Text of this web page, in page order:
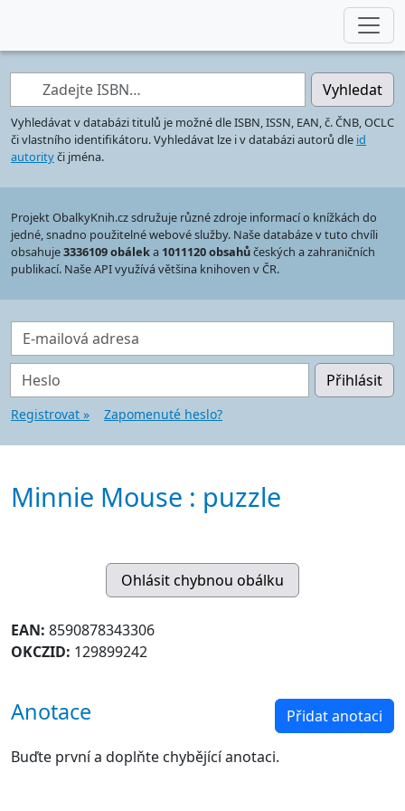
Zadejte ISBN… Vyhledat
Vyhledávat v databázi titulů je možné dle ISBN, ISSN, EAN, č. ČNB, OCLC
či vlastního identifikátoru. Vyhledávat lze i v databázi autorů dle id
autorityči jména.
Projekt ObalkyKnih.cz sdružuje různé zdroje informací o knížkách do
jedné, snadno použitelné webové služby. Naše databáze v tuto chvíli
obsahuje3336109 obáleka 1011120 obsahůčeských a zahraničních
publikací. Naše API využívá většina knihoven v ČR.
E-mailová adresa
Heslo Přihlásit
Registrovat » Zapomenuté heslo?
Minnie Mouse : puzzle
EAN: 8590878343306
OKCZID: 129899242
Anotace Přidat anotaci
Buďte první a doplňte chybějící anotaci.